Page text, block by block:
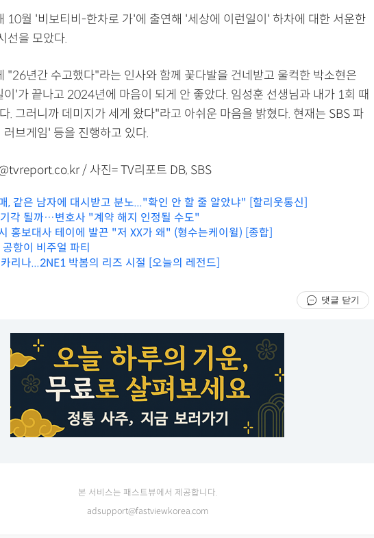
10월 '비보티비-한차로 가'에 출연해 '세상에 이런일이' 하차에 대한 서운한
선을 모았다.
"26년간 수고했다"라는 인사와 함께 꽃다발을 건네받고 울컥한 박소현은
'가 끝나고 2024년에 마음이 되게 안 좋았다. 임성훈 선생님과 내가 1회 때
. 그러니까 데미지가 세게 왔다"라고 아쉬운 마음을 밝혔다. 현재는 SBS 파
브게임' 등을 진행하고 있다.
/ 사진= TV리포트 DB, SBS
, 같은 남자에 대시받고 분노..."확인 안 할 줄 알았냐" [할리웃통신]
각 될까…변호사 "계약 해지 인정될 수도"
홍보대사 테이에 발끈 "저 XX가 왜" (형수는케이윌) [종합]
항이 비주얼 파티
리나...2NE1 박봄의 리즈 시절 [오늘의 레전드]
댓글 닫기
본 서비스는 패스트뷰에서 제공합니다.
adsupport@fastviewkorea.com